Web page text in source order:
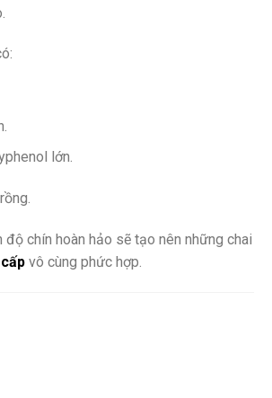
lớn.
chín hoàn hảo sẽ tạo nên những chai
vô cùng phức hợp.